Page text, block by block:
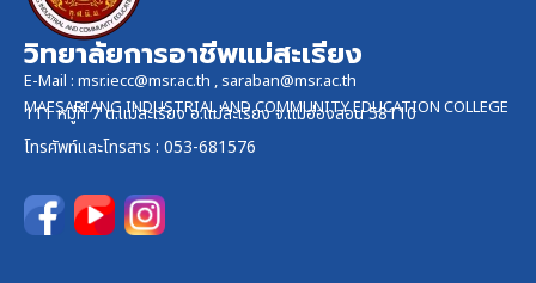
วิทยาลัยการอาชีพแม่สะเรียง
E-Mail : msr.iecc@msr.ac.th ,saraban@msr.ac.th
MAESARIANG INDUSTRIAL AND COMMUNITY EDUCATION COLLEGE
111 หมู่ที่ 7 ต.แม่สะเรียง อ.แม่สะเรียง จ.แม่ฮ่องสอน 58110
โทรศัพท์และโทรสาร : 053-681576